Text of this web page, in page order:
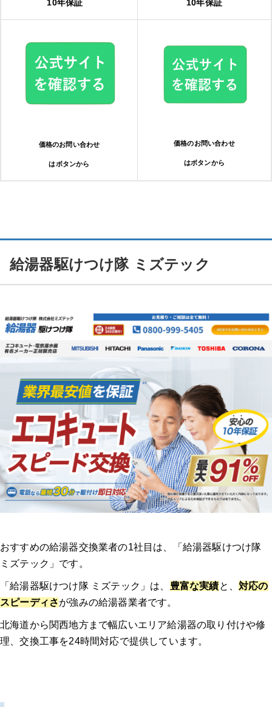
10年保証 10年保証
価格のお問い合わせ
はボタンから
価格のお問い合わせ
はボタンから
給湯器駆けつけ隊 ミズテック
おすすめの給湯器交換業者の1社目は、「給湯器駆けつけ隊
ミズテック」です。
「給湯器駆けつけ隊 ミズテック」は、 豊富な実績と、対応の
スピーディさが強みの給湯器業者です。
北海道から関西地方まで幅広いエリア給湯器の取り付けや修
理、交換工事を24時間対応で提供しています。